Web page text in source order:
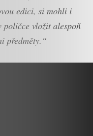
edici, si mohli i
poličce vložit alespoň
předměty.“